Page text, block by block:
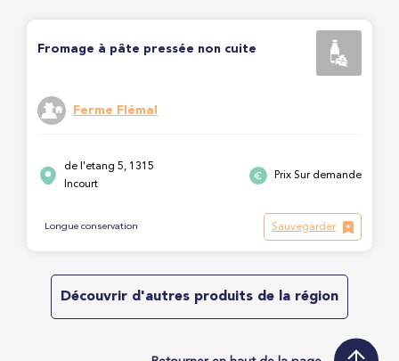
Fromage à pâte pressée non cuite
Ferme Flémal
de l'etang 5, 1315
Incourt
Prix Sur demande
Longue conservation Sauvegarder
Découvrir d'autres produits de la région